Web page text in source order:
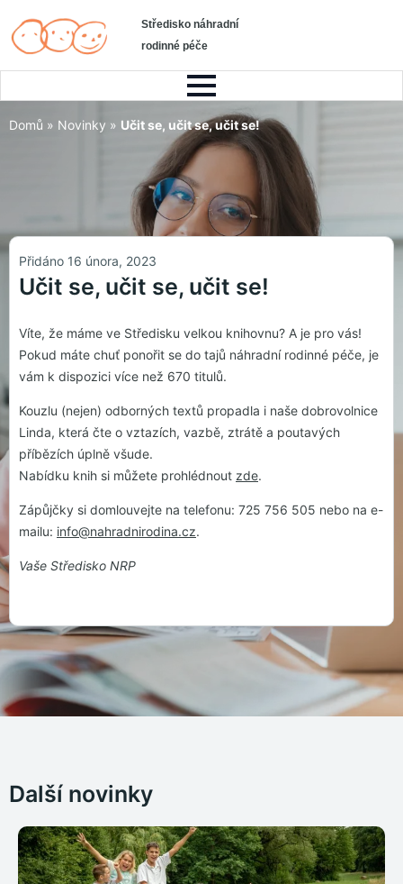
Středisko náhradní
rodinné péče
Domů » Novinky » Učit se, učit se, učit se!
Přidáno 16 února, 2023
Učit se, učit se, učit se!
Víte, že máme ve Středisku velkou knihovnu? A je pro vás!
Pokud máte chuť ponořit se do tajů náhradní rodinné péče, je
vám k dispozici více než 670 titulů.
Kouzlu (nejen) odborných textů propadla i naše dobrovolnice
Linda, která čte o vztazích, vazbě, ztrátě a poutavých
příbězích úplně všude.
Nabídku knih si můžete prohlédnout zde.
Zápůjčky si domlouvejte na telefonu: 725 756 505 nebo na e-
mailu: info@nahradnirodina.cz.
Vaše Středisko NRP
Další novinky